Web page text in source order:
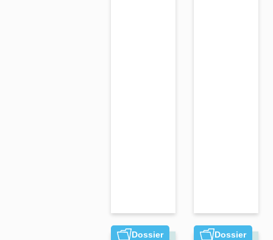
Dossier Dossier